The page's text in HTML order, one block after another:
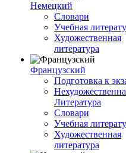
Немецкий
Словари
Учебная
Художественная
литература
Французский
Подготовка к
Литература
Словари
Учебная
Художественная
литература